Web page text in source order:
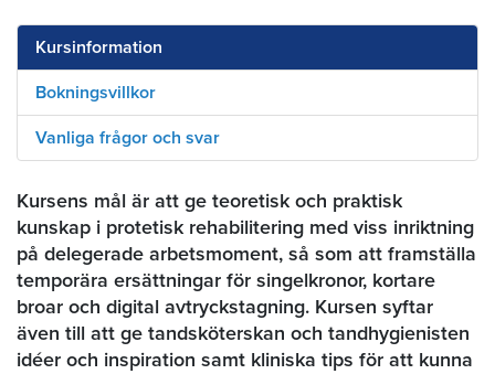
Kursinformation
Bokningsvillkor
Vanliga frågor och svar
Kursens mål är att ge teoretisk och praktisk
kunskap i protetisk rehabilitering med viss inriktning
på delegerade arbetsmoment, så som att framställa
temporära ersättningar för singelkronor, kortare
broar och digital avtryckstagning. Kursen syftar
även till att ge tandsköterskan och tandhygienisten
idéer och inspiration samt kliniska tips för att kunna